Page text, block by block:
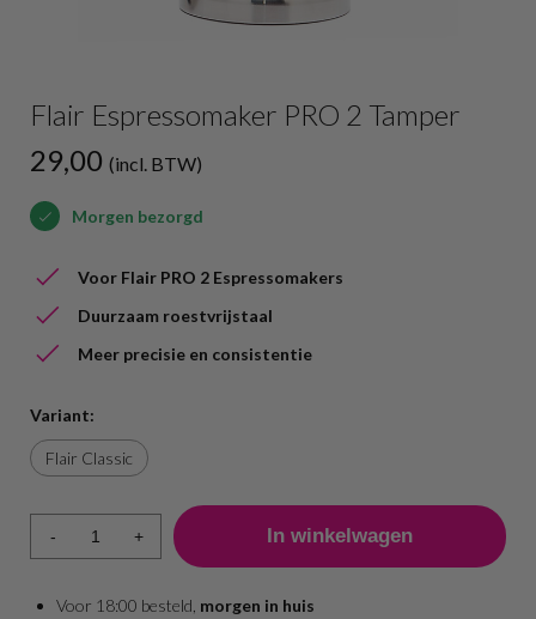
Flair Espressomaker PRO 2 Tamper
29,00 (incl. BTW)
Morgen bezorgd
Voor Flair PRO 2 Espressomakers
Duurzaam roestvrijstaal
Meer precisie en consistentie
Variant:
Flair Classic
- +
Voor 18:00 besteld, morgen in huis